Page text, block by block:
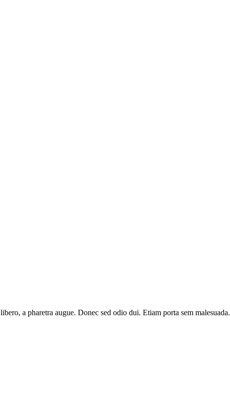
a pharetra augue. Donec sed odio dui. Etiam porta sem malesuada.